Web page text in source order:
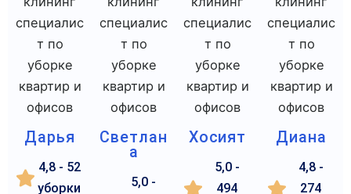
Дарья
4,8 - 52
уборки
Светлан
а
5,0 -
Хосият
5,0 -
494
Диана
4,8 -
274